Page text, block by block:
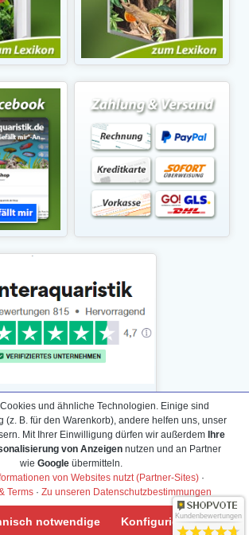
Daten­schutz­erklärung
/Widerrufs­formular
AGB & Info
Impressum
und ähnliche Technologien. Einige sind
(z. B. für den Warenkorb), andere helfen uns, unser
Mit Ihrer Einwilligung dürfen wir außerdem Ihre
von Anzeigennutzen und an Partner
wie Googleübermitteln.
von Websites nutzt (Partner-Sites) ·
Terms · Zu unseren Datenschutzbestimmungen
notwendige KonfigurierenKundenbewertungen